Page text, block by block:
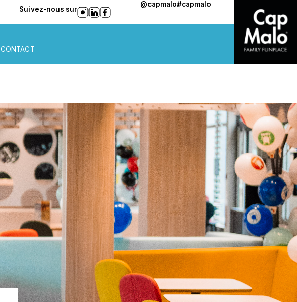
Suivez-nous sur
@capmalo#capmalo
CONTACT